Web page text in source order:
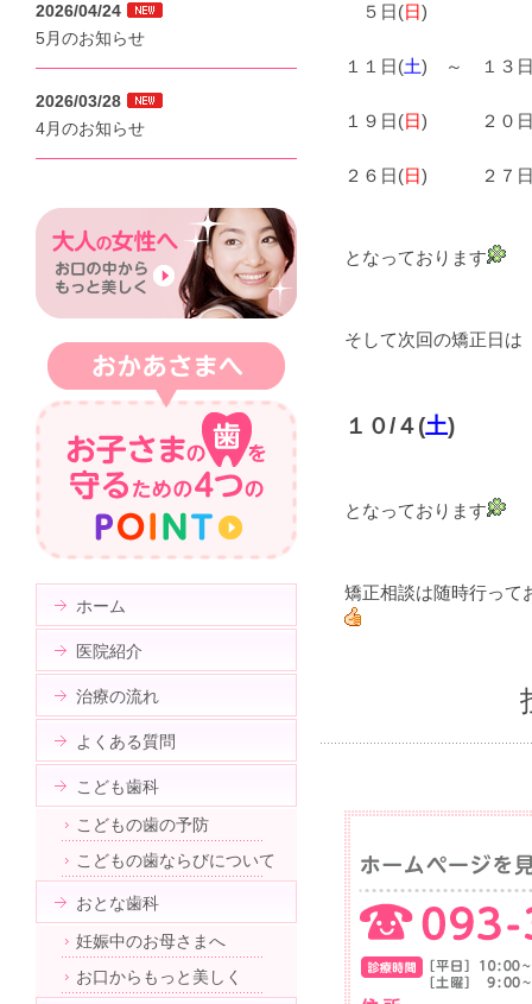
５日(日)
１１日(土) ～ １３
１９日(日) ２０日(
２６日(日) ２７日(
となっております
そして次回の矯正日は
１０/４(土)
となっております
矯正相談は随時行って
2026/04/24
5月のお知らせ
2026/03/28
4月のお知らせ
ホーム
医院紹介
治療の流れ
よくある質問
こども歯科
こどもの歯の予防
こどもの歯ならびについて
おとな歯科
妊娠中のお母さまへ
お口からもっと美しく